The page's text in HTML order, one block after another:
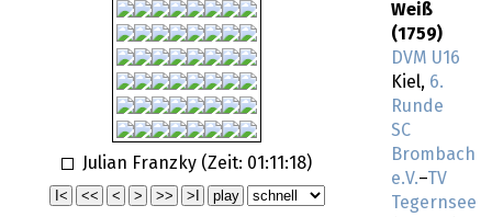
Julian Franzky (Zeit: 01:11:18)
Weiß
(1759)
DVM U16
Kiel, 6.
Runde
SC
Brombach
e.V.–TV
Tegernsee